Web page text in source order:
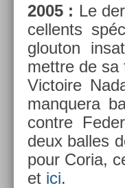
2005 : Le
cel­lents
glouton
mettre de sa
Vic­toire
man­quera
con­tre
deux bal­les
pour Coria,
et ici.